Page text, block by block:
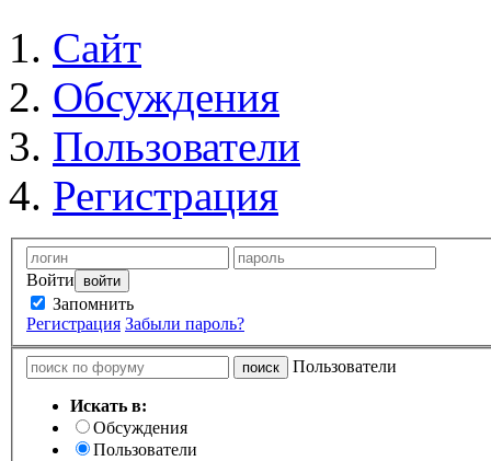
Сайт
Обсуждения
Пользователи
Регистрация
Войти
Запомнить
Регистрация Забыли пароль?
Пользователи
Искать в:
Обсуждения
Пользователи